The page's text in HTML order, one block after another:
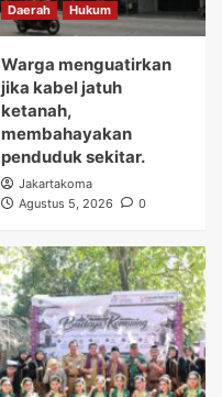
Daerah Hukum
Warga menguatirkan
jika kabel jatuh
ketanah,
membahayakan
penduduk sekitar.
Jakartakoma
Agustus 5, 2026
0